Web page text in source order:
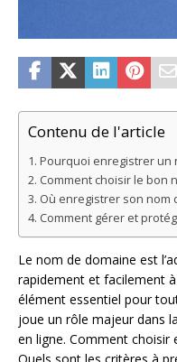
Contenu de l'article
Pourquoi enregistrer un
Comment choisir le bon
Où enregistrer son nom
Comment gérer et
Le nom de domaine est
rapidement et facilement à
élément essentiel pour
joue un rôle majeur dans
en ligne. Comment choisir